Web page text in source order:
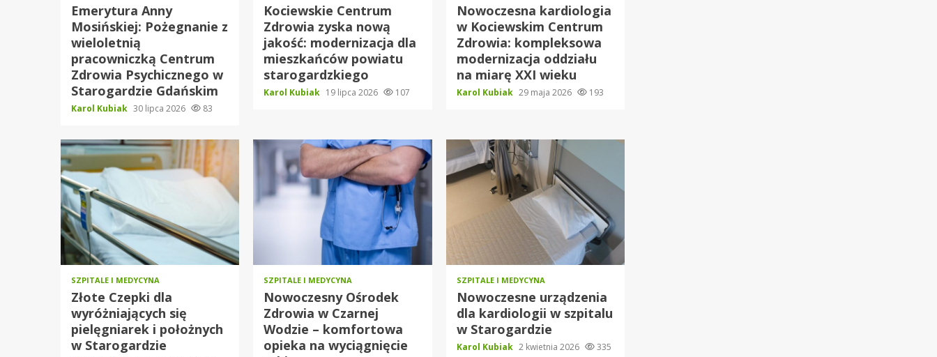
Emerytura Anny
Mosińskiej: Pożegnanie z
wieloletnią
pracowniczką Centrum
Zdrowia Psychicznego w
Starogardzie Gdańskim
Karol Kubiak 30 lipca 2026 83
Kociewskie Centrum
Zdrowia zyska nową
jakość: modernizacja dla
mieszkańców powiatu
starogardzkiego
Karol Kubiak 19 lipca 2026 107
Nowoczesna kardiologia
w Kociewskim Centrum
Zdrowia: kompleksowa
modernizacja oddziału
na miarę XXI wieku
Karol Kubiak 29 maja 2026 193
SZPITALE I MEDYCYNA
Złote Czepki dla
wyróżniających się
pielęgniarek i położnych
w Starogardzie
SZPITALE I MEDYCYNA
Nowoczesny Ośrodek
Zdrowia w Czarnej
Wodzie – komfortowa
opieka na wyciągnięcie
SZPITALE I MEDYCYNA
Nowoczesne urządzenia
dla kardiologii w szpitalu
w Starogardzie
Karol Kubiak 2 kwietnia 2026 335